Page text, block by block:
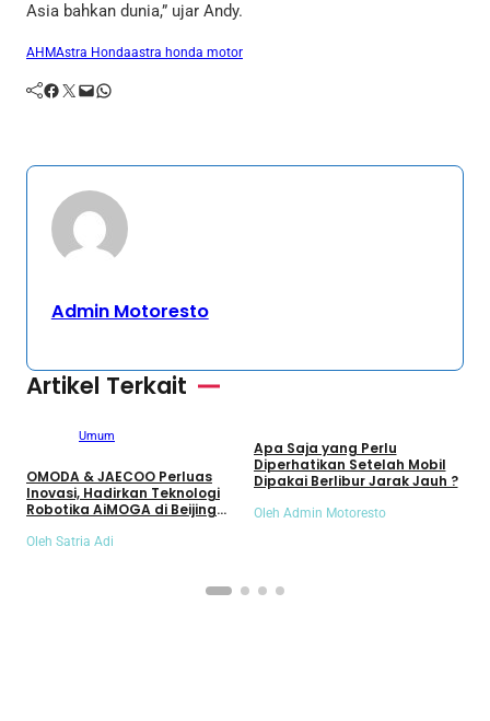
Asia bahkan dunia,” ujar Andy.
AHMAstra Hondaastra honda motor
Facebook Twitter Mail WhatsApp
Admin Motoresto
Artikel Terkait
Umum
OMODA & JAECOO Perluas
Inovasi, Hadirkan Teknologi
Robotika AiMOGA di Beijing
Oleh Satria Adi
Apa Saja yang Perlu
Diperhatikan Setelah Mobil
Dipakai Berlibur Jarak Jauh ?
Oleh Admin Motoresto